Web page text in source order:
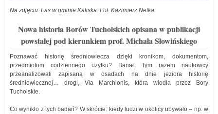
Na zdjęciu: Las w gminie Kaliska. Fot. Kazimierz Netka.
Nowa historia Borów Tucholskich opisana w publikacji
powstałej pod kierunkiem prof. Michała Słowińskiego
Poznawać historię średniowiecza dzięki kronikom, dokumentom,
przedmiotom codziennego użytku? Banał. Tym razem naukowcy
przeanalizowali zapisaną w osadach na dnie jeziora historię
średniowiecznej… drogi, Via Marchionis, która wiodła przez Bory
Tucholskie.
Co wynikło z tych badań? W skrócie: kiedy ludzi w okolicy ubywało – np. w